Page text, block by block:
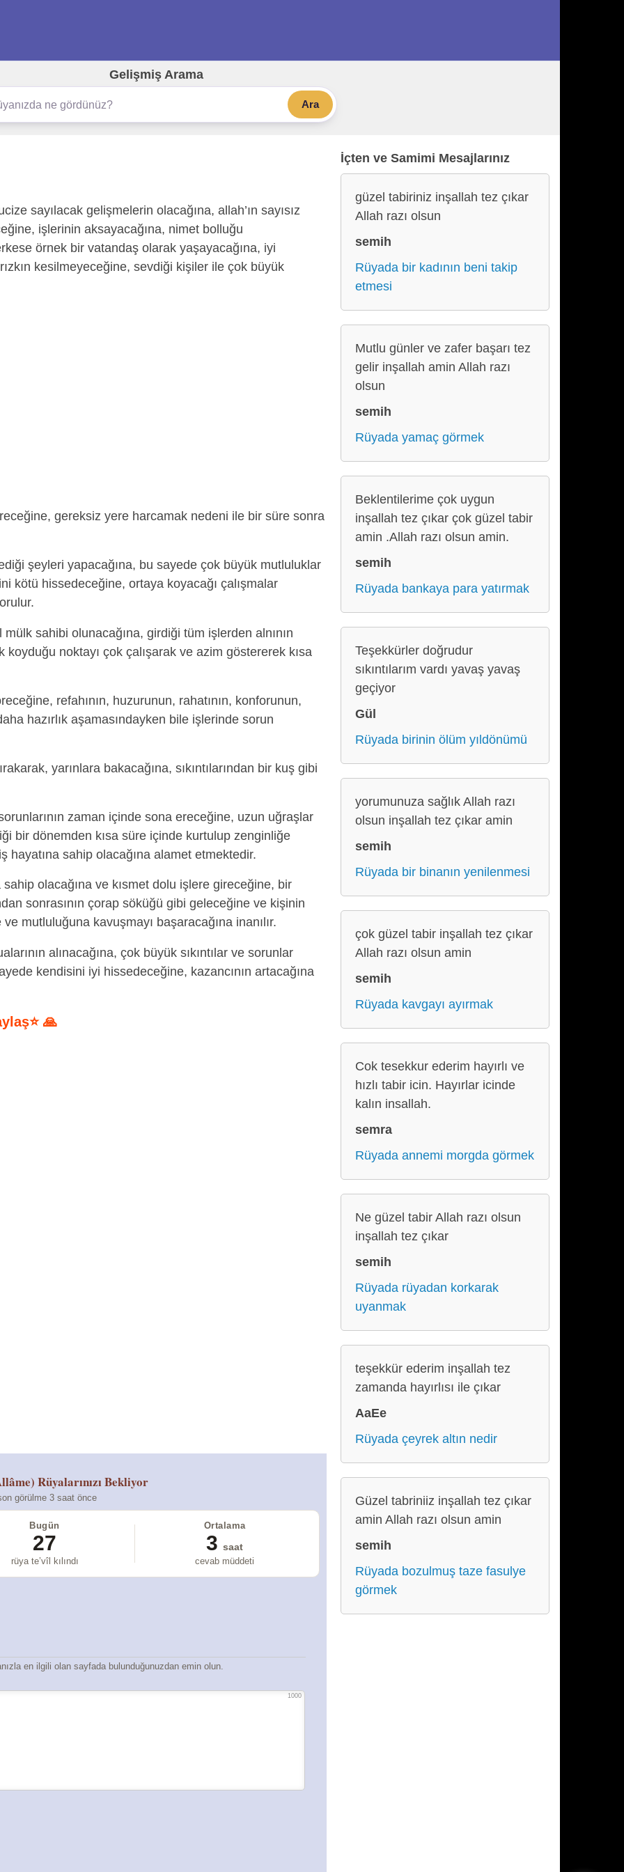
Gelişmiş Arama
Ara
sayılacak gelişmelerin olacağına, allah’ın sayısız
işlerinin aksayacağına, nimet bolluğu
örnek bir vatandaş olarak yaşayacağına, iyi
kesilmeyeceğine, sevdiği kişiler ile çok büyük
gereksiz yere harcamak nedeni ile bir süre sonra
şeyleri yapacağına, bu sayede çok büyük mutluluklar
kötü hissedeceğine, ortaya koyacağı çalışmalar
mülk sahibi olunacağına, girdiği tüm işlerden alnının
koyduğu noktayı çok çalışarak ve azim göstererek kısa
refahının, huzurunun, rahatının, konforunun,
hazırlık aşamasındayken bile işlerinde sorun
yarınlara bakacağına, sıkıntılarından bir kuş gibi
zaman içinde sona ereceğine, uzun uğraşlar
bir dönemden kısa süre içinde kurtulup zenginliğe
hayatına sahip olacağına alamet etmektedir.
olacağına ve kısmet dolu işlere gireceğine, bir
sonrasının çorap söküğü gibi geleceğine ve kişinin
mutluluğuna kavuşmayı başaracağına inanılır.
alınacağına, çok büyük sıkıntılar ve sorunlar
kendisini iyi hissedeceğine, kazancının artacağına
🙏
Rüyalarınızı Bekliyor
görülme 3 saat önce
Bugün
27
rüya te’vîl kılındı
Ortalama
3 saat
cevab müddeti
en ilgili olan sayfada bulunduğunuzdan emin olun.
1000
İçten ve Samimi Mesajlarınız
güzel tabiriniz inşallah tez çıkar
Allah razı olsun
semih
Rüyada bir kadının beni takip
etmesi
Mutlu günler ve zafer başarı tez
gelir inşallah amin Allah razı
olsun
semih
Rüyada yamaç görmek
Beklentilerime çok uygun
inşallah tez çıkar çok güzel tabir
amin .Allah razı olsun amin.
semih
Rüyada bankaya para yatırmak
Teşekkürler doğrudur
sıkıntılarım vardı yavaş yavaş
geçiyor
Gül
Rüyada birinin ölüm yıldönümü
yorumunuza sağlık Allah razı
olsun inşallah tez çıkar amin
semih
Rüyada bir binanın yenilenmesi
çok güzel tabir inşallah tez çıkar
Allah razı olsun amin
semih
Rüyada kavgayı ayırmak
Cok tesekkur ederim hayırlı ve
hızlı tabir icin. Hayırlar icinde
kalın insallah.
semra
Rüyada annemi morgda görmek
Ne güzel tabir Allah razı olsun
inşallah tez çıkar
semih
Rüyada rüyadan korkarak
uyanmak
teşekkür ederim inşallah tez
zamanda hayırlısı ile çıkar
AaEe
Rüyada çeyrek altın nedir
Güzel tabriniiz inşallah tez çıkar
amin Allah razı olsun amin
semih
Rüyada bozulmuş taze fasulye
görmek